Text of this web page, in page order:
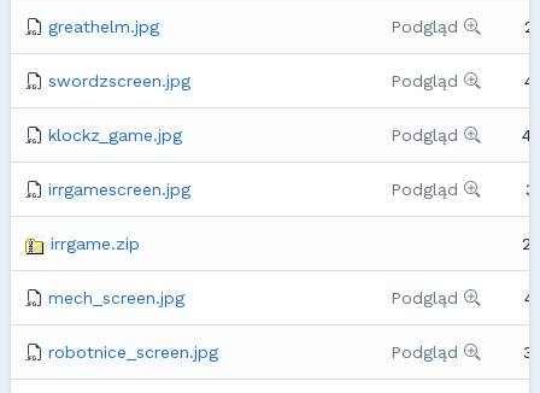
greathelm.jpg Podgląd
swordzscreen.jpg Podgląd
klockz_game.jpg Podgląd
irrgamescreen.jpg Podgląd
irrgame.zip
mech_screen.jpg Podgląd
robotnice_screen.jpg Podgląd